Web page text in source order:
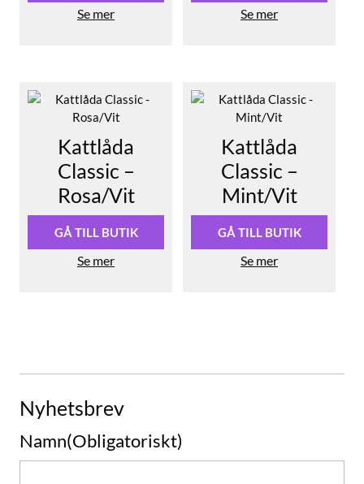
Se mer Se mer
Kattlåda
Classic –
Rosa/Vit
GÅ TILL BUTIK
Se mer
Kattlåda
Classic –
Mint/Vit
GÅ TILL BUTIK
Se mer
Nyhetsbrev
Namn(Obligatoriskt)